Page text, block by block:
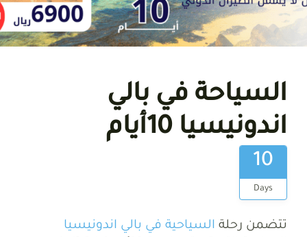
السياحة في بالي
اندونيسيا 10أيام
10
Days
تتضمن رحلة السياحية في بالي اندونيسيا